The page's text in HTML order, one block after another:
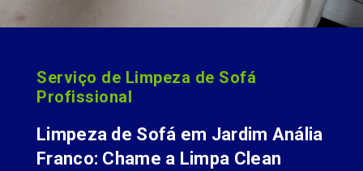
Serviço de Limpeza de Sofá
Profissional
Limpeza de Sofá em Jardim Anália
Franco: Chame a Limpa Clean